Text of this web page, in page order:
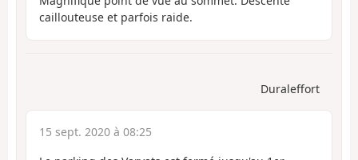
caillouteuse et parfois raide.
Duraleffort
15 sept. 2020 à 08:25